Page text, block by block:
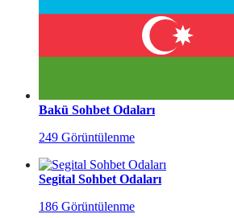
Bakü Sohbet Odaları
249 Görüntülenme
Segital Sohbet Odaları
186 Görüntülenme